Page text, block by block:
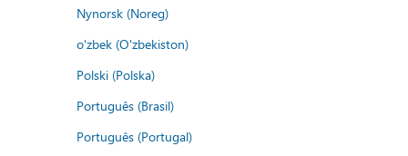
Nynorsk (Noreg)
o'zbek (O'zbekiston)
Polski (Polska)
Português (Brasil)
Português (Portugal)